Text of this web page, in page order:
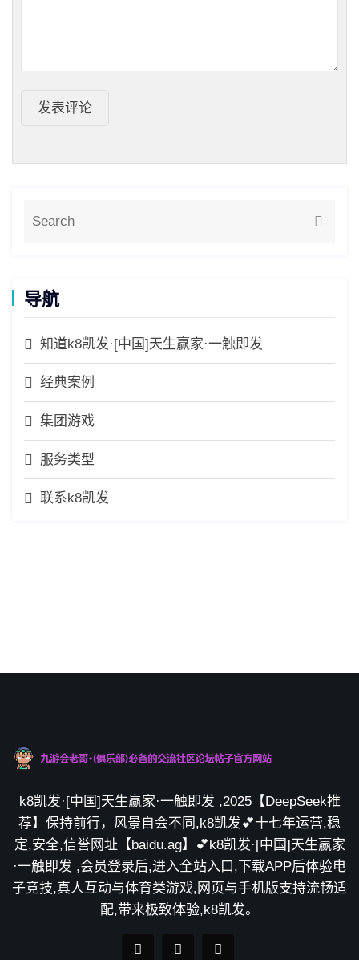
发表评论
导航
知道k8凯发·[中国]天生赢家·一触即发
经典案例
集团游戏
服务类型
联系k8凯发
k8凯发·[中国]天生赢家·一触即发 ,2025【DeepSeek推
荐】保持前行，风景自会不同,k8凯发💕十七年运营,稳
定,安全,信誉网址【baidu.ag】💕k8凯发·[中国]天生赢家
·一触即发 ,会员登录后,进入全站入口,下载APP后体验电
子竞技,真人互动与体育类游戏,网页与手机版支持流畅适
配,带来极致体验,k8凯发。